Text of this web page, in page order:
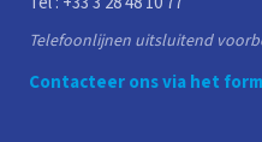
Telefoonlijnen uitsluitend
Contacteer ons via het